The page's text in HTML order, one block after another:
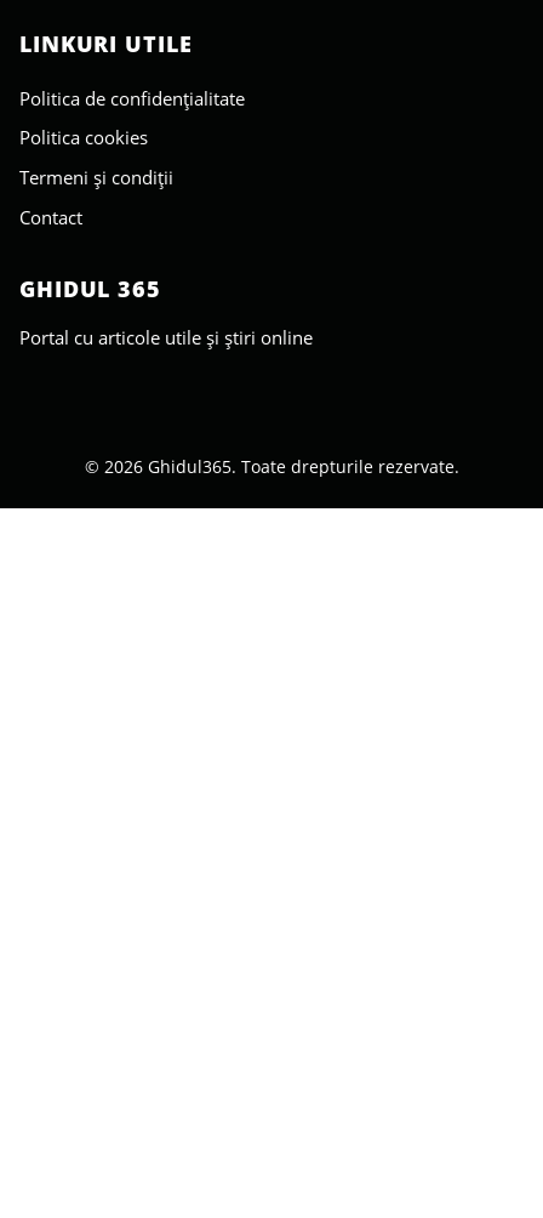
LINKURI UTILE
Politica de confidențialitate
Politica cookies
Termeni și condiții
Contact
GHIDUL 365
Portal cu articole utile și știri online
© 2026 Ghidul365. Toate drepturile rezervate.